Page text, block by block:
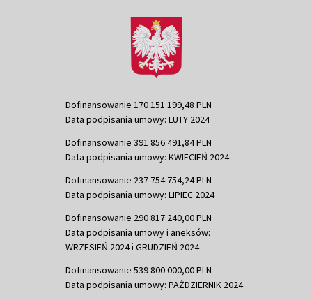
Dofinansowanie 170 151 199,48 PLN
Data podpisania umowy: LUTY 2024
Dofinansowanie 391 856 491,84 PLN
Data podpisania umowy: KWIECIEŃ 2024
Dofinansowanie 237 754 754,24 PLN
Data podpisania umowy: LIPIEC 2024
Dofinansowanie 290 817 240,00 PLN
Data podpisania umowy i aneksów:
WRZESIEŃ 2024 i GRUDZIEŃ 2024
Dofinansowanie 539 800 000,00 PLN
Data podpisania umowy: PAŹDZIERNIK 2024